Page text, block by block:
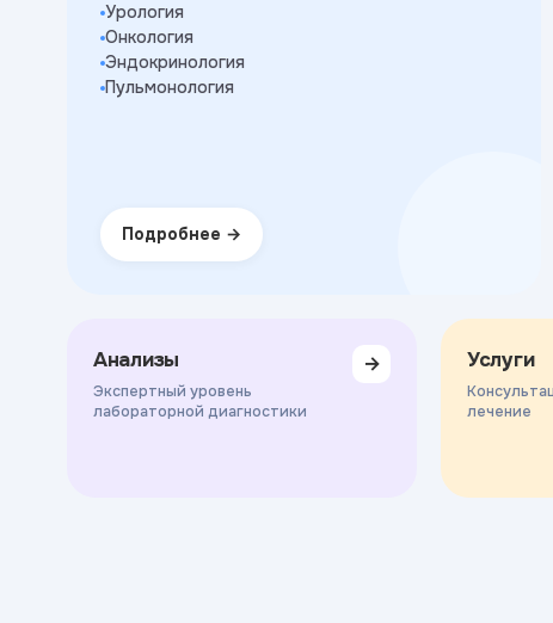
Урология
Онкология
Эндокринология
Пульмонология
Подробнее
Анализы
Экспертный уровень
лабораторной диагностики
→ Услуги
лечение